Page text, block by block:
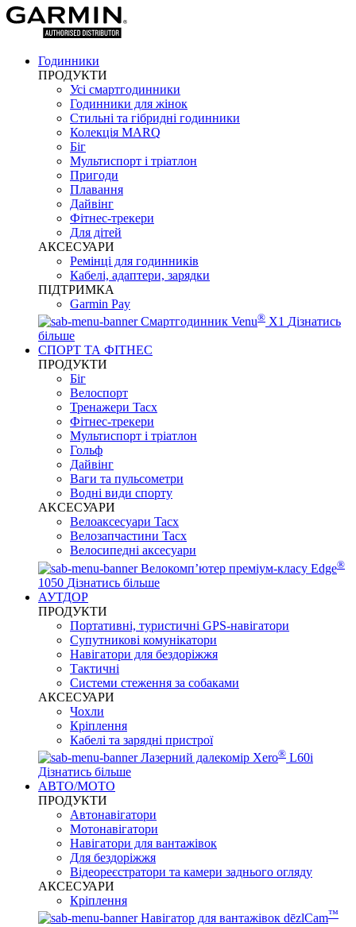
Годинники
ПРОДУКТИ
Усі смартгодинники
Годинники для жінок
Стильні та гібридні годинники
Колекція MARQ
Біг
Мультиспорт і тріатлон
Пригоди
Плавання
Дайвінг
Фітнес-трекери
Для дітей
АКСЕСУАРИ
Ремінці для годинників
Кабелі, адаптери, зарядки
ПІДТРИМКА
Garmin Pay
Смартгодинник Venu® X1 Дізнатись
більше
СПОРТ ТА ФІТНЕС
ПРОДУКТИ
Біг
Велоспорт
Тренажери Tacx
Фітнес-трекери
Мультиспорт і тріатлон
Гольф
Дайвінг
Ваги та пульсометри
Водні види спорту
AKCЕСУАРИ
Велоаксесуари Tacx
Велозапчастини Tacx
Велосипедні аксесуари
Велокомп’ютер преміум-класу Edge®
1050 Дізнатись більше
АУТДОР
ПРОДУКТИ
Портативні, туристичні GPS-навігатори
Супутникові комунікатори
Навігатори для бездоріжжя
Тактичні
Системи стеження за собаками
АКСЕСУАРИ
Чохли
Кріплення
Кабелі та зарядні пристрої
Лазерний далекомір Xero® L60i
Дізнатись більше
АВТО/МОТО
ПРОДУКТИ
Автонавігатори
Мотонавігатори
Навігатори для вантажівок
Для бездоріжжя
Відеореєстратори та камери заднього огляду
АКСЕСУАРИ
Кріплення
Навігатор для вантажівок dēzlCam™